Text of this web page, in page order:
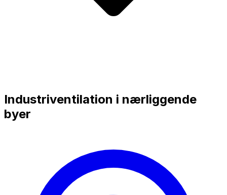
Industriventilation i nærliggende
byer